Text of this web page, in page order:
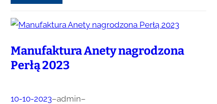
Manufaktura Anety nagrodzona
Perłą 2023
10-10-2023–admin–